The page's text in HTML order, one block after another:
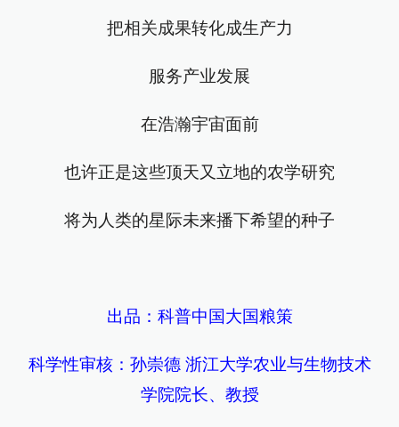
把相关成果转化成生产力
服务产业发展
在浩瀚宇宙面前
也许正是这些顶天又立地的农学研究
将为人类的星际未来播下希望的种子
出品：科普中国大国粮策
科学性审核：孙崇德 浙江大学农业与生物技术
学院院长、教授